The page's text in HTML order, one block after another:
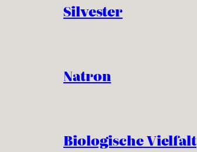
Silvester
Natron
Biologische Vielfalt